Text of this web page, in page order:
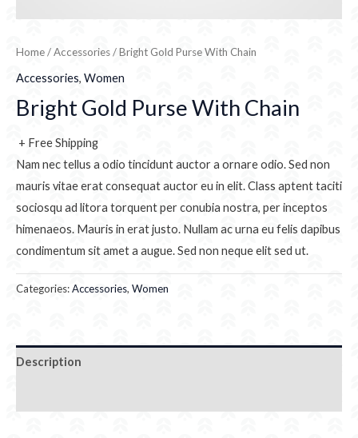
Home/Accessories/ Bright Gold Purse With Chain
Accessories, Women
Bright Gold Purse With Chain
+ Free Shipping
Nam nec tellus a odio tincidunt auctor a ornare odio. Sed non
mauris vitae erat consequat auctor eu in elit. Class aptent taciti
sociosqu ad litora torquent per conubia nostra, per inceptos
himenaeos. Mauris in erat justo. Nullam ac urna eu felis dapibus
condimentum sit amet a augue. Sed non neque elit sed ut.
Categories:Accessories, Women
Description